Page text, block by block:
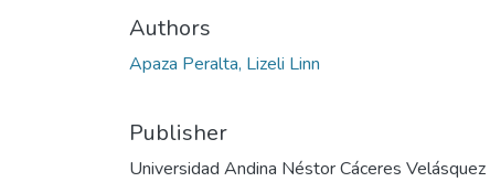
Authors
Apaza Peralta, Lizeli Linn
Publisher
Universidad Andina Néstor Cáceres Velásquez